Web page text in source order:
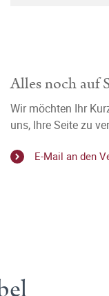
Alles noch auf
Wir möchten Ihr
uns, Ihre Seite zu
E-Mail an den